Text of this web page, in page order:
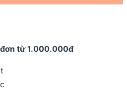
từ 1.000.000đ